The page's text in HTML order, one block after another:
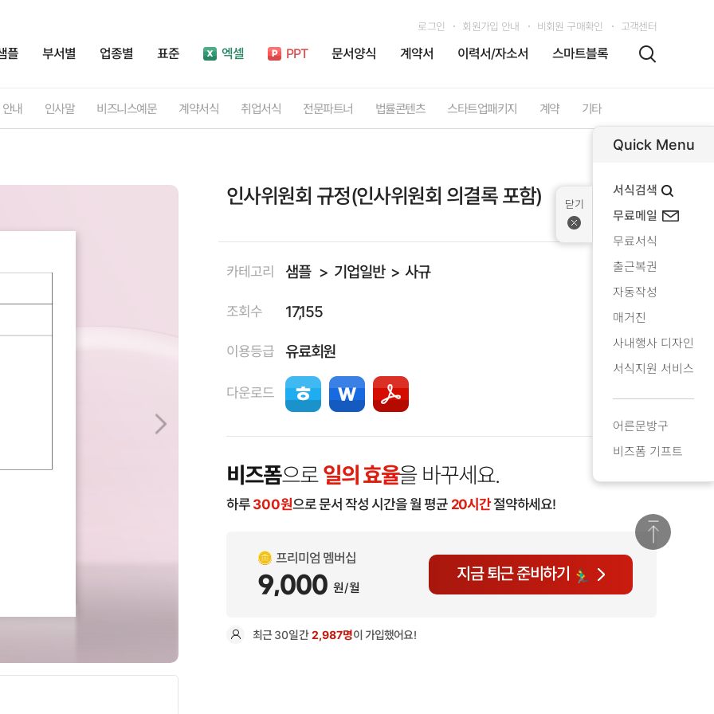
플 부서별 업종별 표준 엑셀 PPT 문서양식 계약서 이력서/자소서 스마트블록
로그인 회원가입 안내 비회원 구매확인 고객센터
안내 인사말 비즈니스예문 계약서식 취업서식 전문파트너 법률콘텐츠 스타트업패키지 계약 기타
인사위원회 규정(인사위원회 의결록 포함)
카테고리 샘플 기업일반 사규
조회수 17,155
이용등급 유료회원
다운로드
비즈폼으로일의 효율을 바꾸세요.
하루 300원으로 문서 작성 시간을 월 평균 20시간절약하세요!
프리미엄 멤버십
9,000 원/월
지금 퇴근 준비하기
최근30일간2,987명이 가입했어요!
Quick Menu
서식검색
무료메일
무료서식
출근복권
자동작성
매거진
사내행사 디자인
서식지원 서비스
어른문방구
비즈폼 기프트